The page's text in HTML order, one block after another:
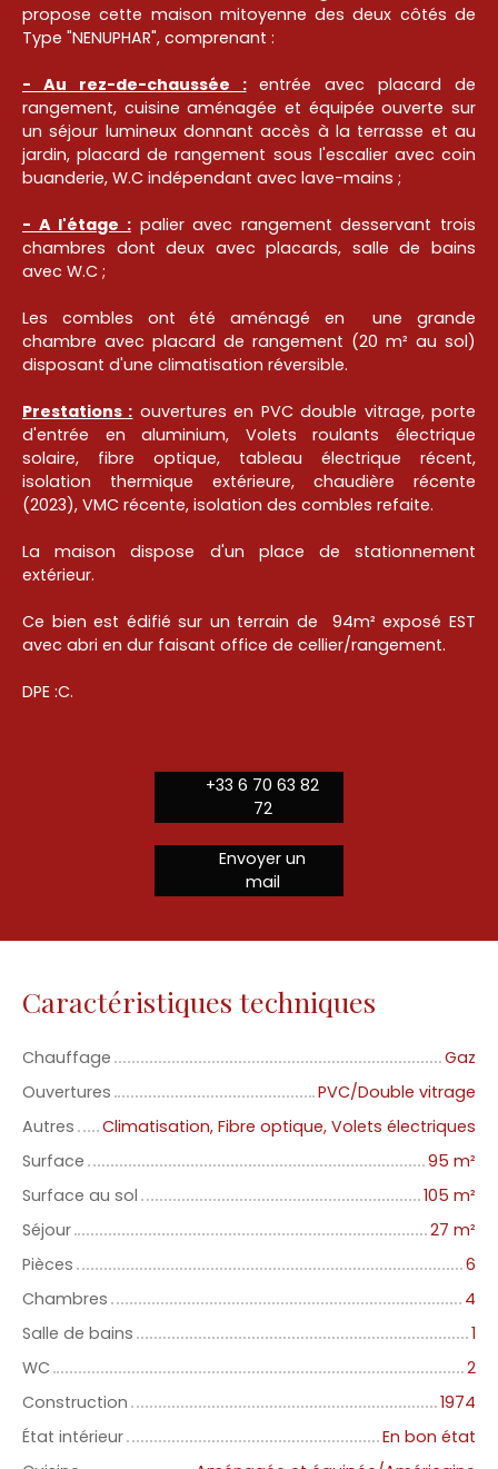
propose cette maison mitoyenne des deux côtés de
Type "NENUPHAR", comprenant :
- Au rez-de-chaussée :entrée avec placard de
rangement, cuisine aménagée et équipée ouverte sur
un séjour lumineux donnant accès à la terrasse et au
jardin, placard de rangement sous l'escalier avec coin
buanderie, W.C indépendant avec lave-mains ;
- A l'étage :palier avec rangement desservant trois
chambres dont deux avec placards, salle de bains
avec W.C ;
Les combles ont été aménagé en une grande
chambre avec placard de rangement (20 m² au sol)
disposant d'une climatisation réversible.
Prestations : ouvertures en PVC double vitrage, porte
d'entrée en aluminium, Volets roulants électrique
solaire, fibre optique, tableau électrique récent,
isolation thermique extérieure, chaudière récente
(2023), VMC récente, isolation des combles refaite.
La maison dispose d'un place de stationnement
extérieur.
Ce bien est édifié sur un terrain de 94m² exposé EST
avec abri en dur faisant office de cellier/rangement.
DPE :C.
+33 6 70 63 82
72
Envoyer un
mail
Caractéristiques techniques
Chauffage
Gaz
Ouvertures
PVC/Double vitrage
Autres
Climatisation, Fibre optique, Volets électriques
Surface
95 m²
Surface au sol
105 m²
Séjour
27 m²
Pièces
6
Chambres
4
Salle de bains
1
WC
2
Construction
1974
État intérieur
En bon état